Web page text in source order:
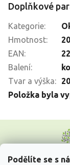
Podělíte se s
Doplňkové
Kategorie:
Hmotnost:
EAN:
Balení:
Tvar a výška:
Položka byla
p